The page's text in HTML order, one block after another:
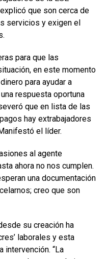
que son cerca de
servicios y exigen el
para que las
en este momento
para ayudar a
respuesta oportuna
que en lista de las
hay extrabajadores
el líder.
al agente
ahora no nos cumplen.
una documentación
creo que son
su creación ha
laborales y esta
intervención. “La